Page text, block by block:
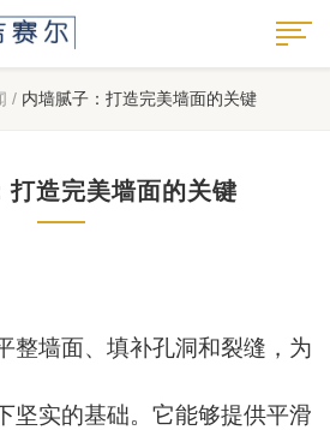
/ 内墙腻子：打造完美墙面的关键
打造完美墙面的关键
整墙面、填补孔洞和裂缝，为
坚实的基础。它能够提供平滑